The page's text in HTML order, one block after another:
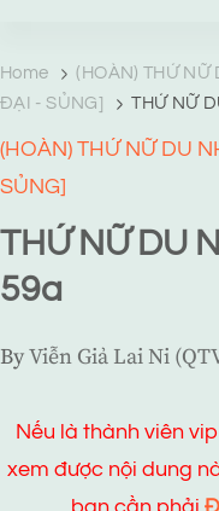
Home
(HOÀN) THỨ NỮ
ĐẠI - SỦNG]
THỨ NỮ
(HOÀN) THỨ NỮ DU
SỦNG]
THỨ NỮ DU
59a
ByViễn Giả Lai Ni
Nếu là thành viên
xem được nội dung